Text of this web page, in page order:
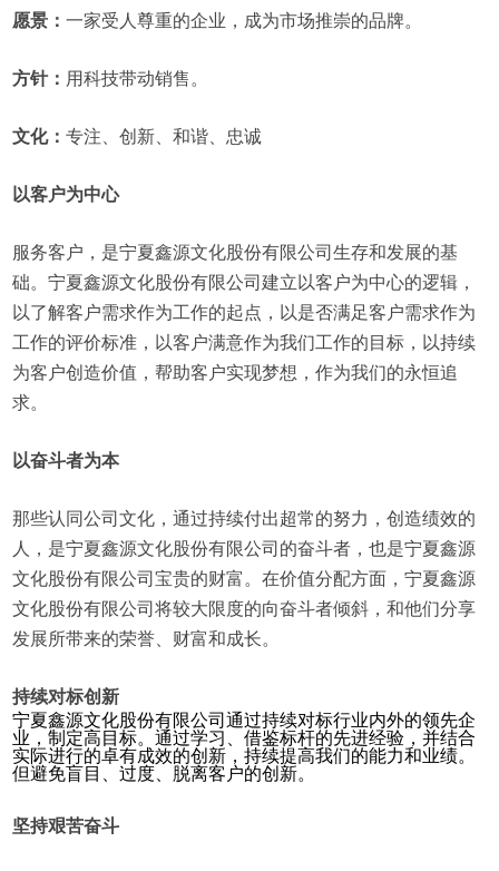
愿景：一家受人尊重的企业，成为市场推崇的品牌。
方针： 用科技带动销售。
文化：专注、创新、和谐、忠诚
以客户为中心
服务客户，是宁夏鑫源文化股份有限公司生存和发展的基
础。宁夏鑫源文化股份有限公司建立以客户为中心的逻辑，
以了解客户需求作为工作的起点，以是否满足客户需求作为
工作的评价标准，以客户满意作为我们工作的目标，以持续
为客户创造价值，帮助客户实现梦想，作为我们的永恒追
求。
以奋斗者为本
那些认同公司文化，通过持续付出超常的努力，创造绩效的
人，是宁夏鑫源文化股份有限公司的奋斗者，也是宁夏鑫源
文化股份有限公司宝贵的财富。在价值分配方面，宁夏鑫源
文化股份有限公司将较大限度的向奋斗者倾斜，和他们分享
发展所带来的荣誉、财富和成长。
持续对标创新
宁夏鑫源文化股份有限公司通过持续对标行业内外的领先企
业，制定高目标。通过学习、借鉴标杆的先进经验，并结合
实际进行的卓有成效的创新，持续提高我们的能力和业绩。
但避免盲目、过度、脱离客户的创新。
坚持艰苦奋斗